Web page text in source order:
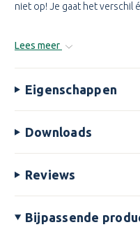
niet op! Je gaat het verschil
Lees meer
Eigenschappen
Downloads
Reviews
Bijpassende